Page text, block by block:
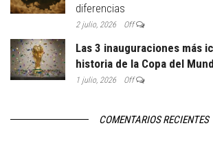
diferencias
2 julio, 2026 Off
Las 3 inauguraciones más
historia de la Copa del
1 julio, 2026 Off
COMENTARIOS RECIENTES